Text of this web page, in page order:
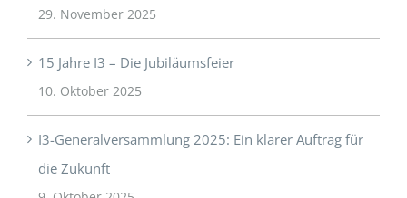
15 Jahre I3 – Die Jubiläumsfeier
10. Oktober 2025
I3-Generalversammlung 2025: Ein klarer Auftrag für
die Zukunft
9. Oktober 2025